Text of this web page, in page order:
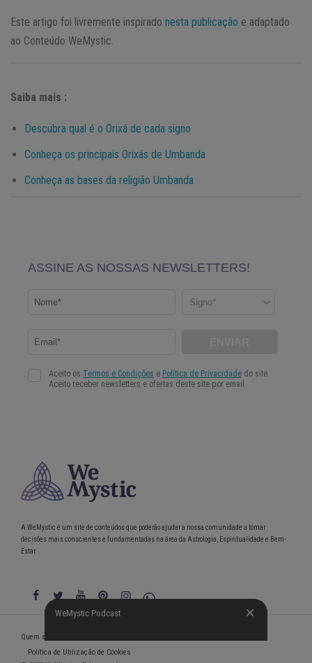
Este artigo foi livremente inspirado nesta publicação e adaptado
ao Conteúdo WeMystic.
Saiba mais :
Descubra qual é o Orixá de cada signo
Conheça os principais Orixás de Umbanda
Conheça as bases da religião Umbanda
WeMystic Podcast
A WeMystic é um site de conteúdos que poderão ajudar a nossa comunidade a tomar
decisões mais conscientes e fundamentadas na área da Astrologia, Espiritualidade e Bem-
Estar.
WeMystic Podcast
Quem somos
Política de Utilização de Cookies